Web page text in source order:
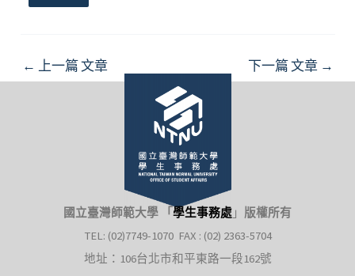
Post
navigation
← 上一篇 文章 下一篇 文章 →
國立臺灣師範大學 「 學生事務處 」 版權所有
TEL: (02)7749-1070 FAX : (02) 2363-5704
地址：106台北市和平東路一段162號